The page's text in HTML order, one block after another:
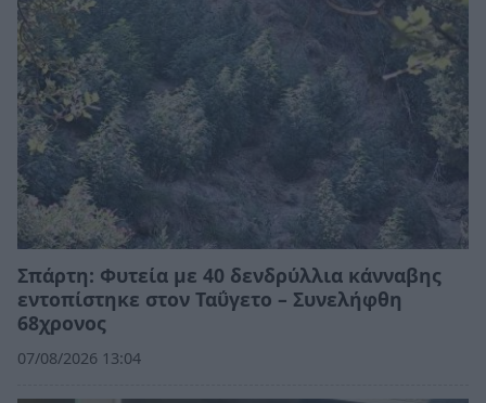
Σπάρτη: Φυτεία με 40 δενδρύλλια κάνναβης
εντοπίστηκε στον Ταΰγετο – Συνελήφθη
68χρονος
07/08/2026 13:04